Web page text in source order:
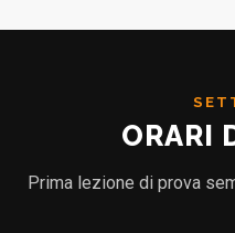
ORARI
Prima lezione di prova